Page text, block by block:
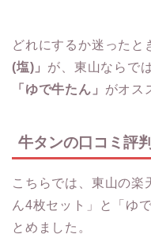
どれにするか迷ったと
(塩)」 が、東山ならで
「ゆで牛たん」 がオス
牛タンの口コミ評判
こちらでは、東山の楽
ん4枚セット」と「ゆ
とめました。